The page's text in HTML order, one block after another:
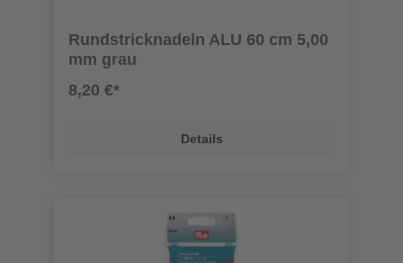
Rundstricknadeln ALU 60 cm 5,00
mm grau
8,20 €*
Details